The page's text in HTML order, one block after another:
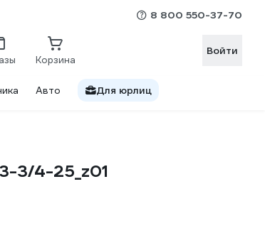
8 800 550-37-70
Корзина
Войти
Авто Для юрлиц
3/4-25_z01